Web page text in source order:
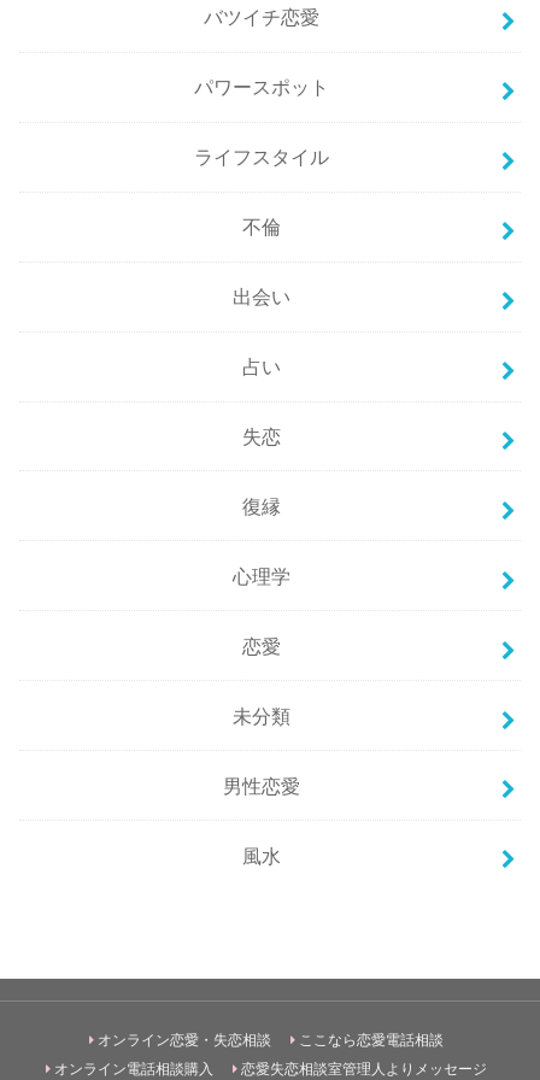
バツイチ恋愛
パワースポット
ライフスタイル
不倫
出会い
占い
失恋
復縁
心理学
恋愛
未分類
男性恋愛
風水
オンライン恋愛・失恋相談
ここなら恋愛電話相談
オンライン電話相談購入
恋愛失恋相談室管理人よりメッセージ